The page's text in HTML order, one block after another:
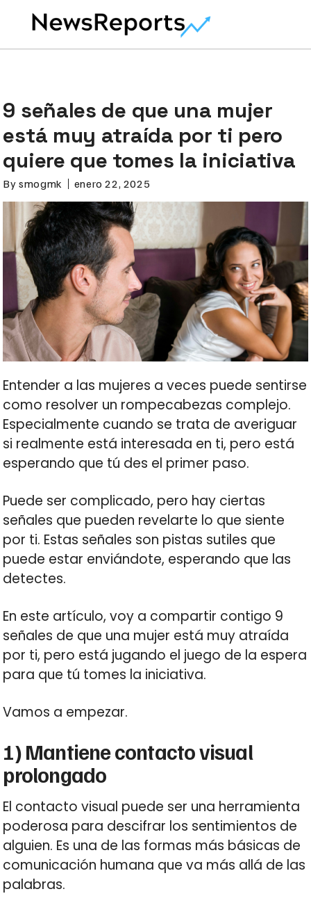
9 señales de que una mujer
está muy atraída por ti pero
quiere que tomes la iniciativa
By smogmk enero 22, 2025
Entender a las mujeres a veces puede sentirse
como resolver un rompecabezas complejo.
Especialmente cuando se trata de averiguar
si realmente está interesada en ti, pero está
esperando que tú des el primer paso.
Puede ser complicado, pero hay ciertas
señales que pueden revelarte lo que siente
por ti. Estas señales son pistas sutiles que
puede estar enviándote, esperando que las
detectes.
En este artículo, voy a compartir contigo 9
señales de que una mujer está muy atraída
por ti, pero está jugando el juego de la espera
para que tú tomes la iniciativa.
Vamos a empezar.
1) Mantiene contacto visual
prolongado
El contacto visual puede ser una herramienta
poderosa para descifrar los sentimientos de
alguien. Es una de las formas más básicas de
comunicación humana que va más allá de las
palabras.